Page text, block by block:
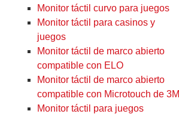
Monitor táctil curvo para juegos
Monitor táctil para casinos y
juegos
Monitor táctil de marco abierto
compatible con ELO
Monitor táctil de marco abierto
compatible con Microtouch de 3M
Monitor táctil para juegos